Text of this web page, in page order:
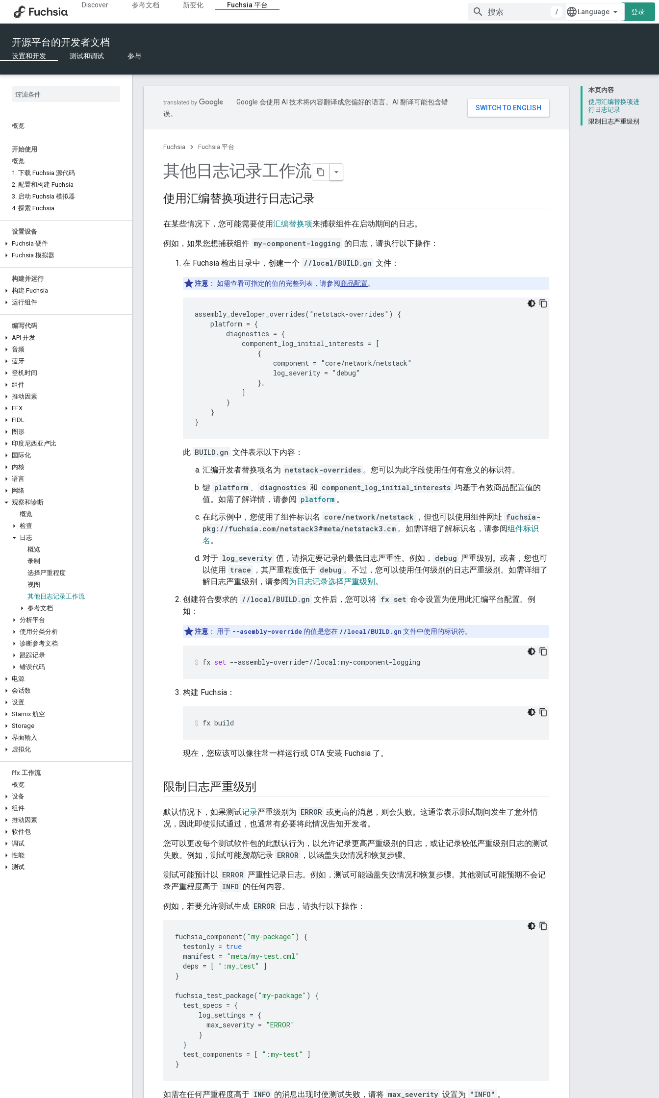
Discover 参考文档 新变化
Fuchsia 平台
/
登录
开源平台的开发者文档
设置和开发 测试和调试 参与
概览
开始使用
概览
1 . 下载 Fuchsia 源代码
2. 配置和构建 Fuchsia
3. 启动 Fuchsia 模拟器
4. 探索 Fuchsia
设置设备
Fuchsia 硬件
Fuchsia 模拟器
构建并运行
构建 Fuchsia
运行组件
编写代码
API 开发
音频
蓝牙
登机时间
组件
推动因素
FFX
FIDL
图形
印度尼西亚卢比
国际化
内核
语言
网络
观察和诊断
概览
检查
日志
概览
录制
选择严重程度
视图
其他日志记录工作流
参考文档
分析平台
使用分类分析
诊断参考文档
跟踪记录
错误代码
电源
会话数
设置
Starnix 航空
Storage
界面输入
虚拟化
ffx 工作流
概览
设备
组件
推动因素
软件包
调试
性能
测试
本页内容
使用汇编替换项进
行日志记录
限制日志严重级别
Google 会使用 AI 技术将内容翻译成您偏好的语言。AI 翻译可能包含错
误。
Fuchsia Fuchsia 平台
其他日志记录工作流
使用汇编替换项进行日志记录
在某些情况下，您可能需要使用汇编替换项来捕获组件在启动期间的日志。
例如，如果您想捕获组件 my-component-logging 的日志，请执行以下操作：
在 Fuchsia 检出目录中，创建一个 //local/BUILD.gn 文件：
注意 ： 如需查看可指定的值的完整列表，请参阅商品配置。
assembly_developer_overrides("netstack-overrides") {
    platform = {
        diagnostics = {
            component_log_initial_interests = [
                {
                    component = "core/network/netstack"
                    log_severity = "debug"
                },
            ]
        }
    }
此 BUILD.gn 文件表示以下内容：
汇编开发者替换项名为 netstack-overrides 。您可以为此字段使用任何有意义的标识符。
键 platform 、 diagnostics 和 component_log_initial_interests 均基于有效商品配置值的
值。如需了解详情，请参阅 platform 。
在此示例中，您使用了组件标识名 core/network/netstack ，但也可以使用组件网址 fuchsia-
pkg://fuchsia.com/netstack3#meta/netstack3.cm 。如需详细了解标识名，请参阅组件标识
名。
对于 log_severity 值，请指定要记录的最低日志严重性。例如， debug 严重级别。或者，您也可
以使用 trace ，其严重程度低于 debug 。不过，您可以使用任何级别的日志严重级别。如需详细了
解日志严重级别，请参阅为日志记录选择严重级别。
创建符合要求的 //local/BUILD.gn 文件后，您可以将 fx set 命令设置为使用此汇编平台配置。例
如：
注意 ： 用于 --asembly-override 的值是您在 //local/BUILD.gn 文件中使用的标识符。
fx set --assembly-override=//local:my-component-logging
构建 Fuchsia：
fx build
现在，您应该可以像往常一样运行或 OTA 安装 Fuchsia 了。
限制日志严重级别
默认情况下，如果测试记录严重级别为 ERROR 或更高的消息，则会失败。这通常表示测试期间发生了意外情
况，因此即使测试通过，也通常有必要将此情况告知开发者。
您可以更改每个测试软件包的此默认行为，以允许记录更高严重级别的日志，或让记录较低严重级别日志的测试
失败。例如，测试可能预期记录 ERROR ，以涵盖失败情况和恢复步骤。
测试可能预计以 ERROR 严重性记录日志。例如，测试可能涵盖失败情况和恢复步骤。其他测试可能预期不会记
录严重程度高于 INFO 的任何内容。
例如，若要允许测试生成 ERROR 日志，请执行以下操作：
fuchsia_component( "my-package" )
{
testonly = true
manifest = "meta/my-test.cml"
deps = [ ":my_test"
]
}
fuchsia_test_package( "my-package" )
{
test_specs = {
log_settings = {
max_severity = "ERROR"
}
}
test_components = [ ":my-test"
]
}
如需在任何严重程度高于 INFO 的消息出现时使测试失败，请将 max_severity 设置为 "INFO" 。